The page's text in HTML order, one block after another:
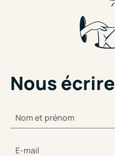
Nous écrire